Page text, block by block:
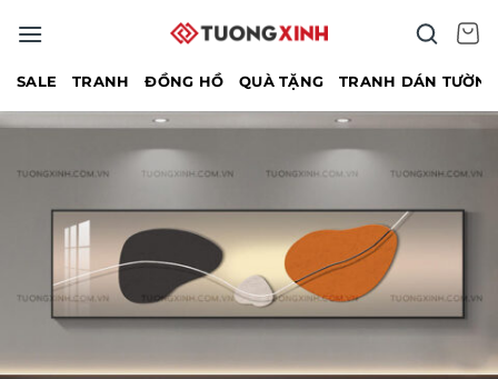
qua
SALE TRANH ĐỒNG HỒ QUÀ TẶNG TRANH DÁN